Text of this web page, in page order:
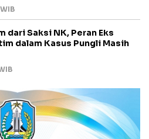
dari Saksi NK, Peran Eks
dalam Kasus Pungli Masih